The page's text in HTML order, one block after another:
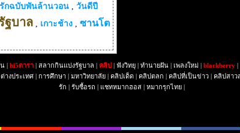
กฉบับพันล้านวอน, วันดีปี
ฐบาล, เกาะช้าง, ซานโต
| hi5ดารา| สลากกินแบ่งรัฐบาล | คลิป | ฟังวิทยุ| ทำนายฝัน| เพลงใหม่| blackberry|
างประเทศ | การศึกษา | มหาวิทยาลัย | คลิปเด็ด | คลิปตลก | คลิปที่เป็นข่าว | คลิปสาว
รัก | รับซื้อรถ | แชทหมากฮอส | หมากรุกไทย |